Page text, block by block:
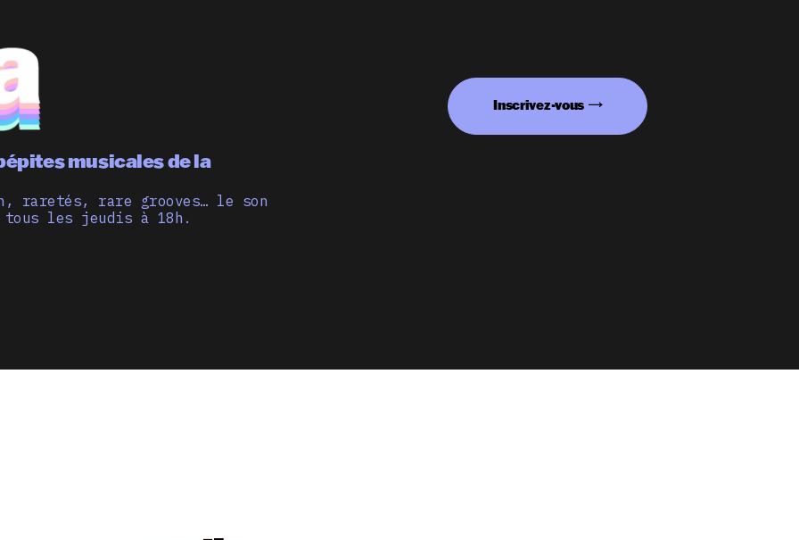
musicales de la
raretés, rare grooves… le son
tous les jeudis à 18h.
Inscrivez-vous